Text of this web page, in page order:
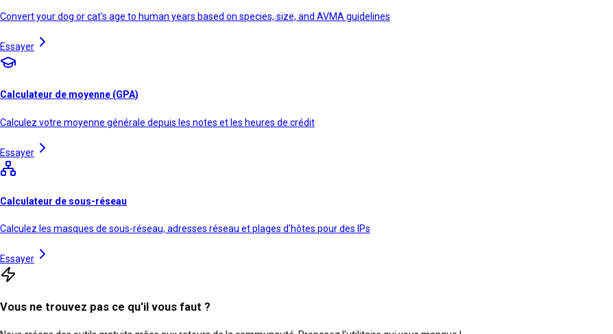
Convert your dog or cat's age to human years based on species, size, and AVMA guidelines
Essayer
Calculateur de moyenne (GPA)
Calculez votre moyenne générale depuis les notes et les heures de crédit
Essayer
Calculateur de sous-réseau
Calculez les masques de sous-réseau, adresses réseau et plages d'hôtes pour des IPs
Essayer
Vous ne trouvez pas ce qu'il vous faut ?